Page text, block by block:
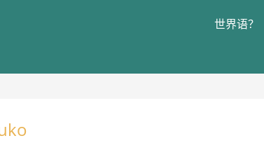
世界语？